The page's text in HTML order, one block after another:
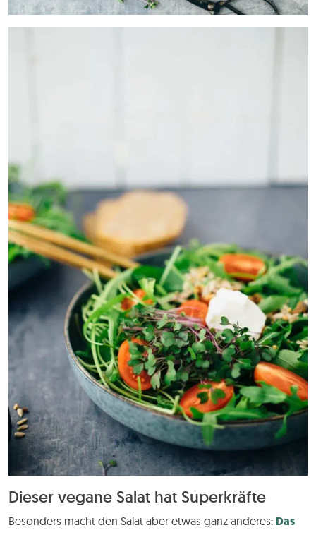
Dieser vegane Salat hat Superkräfte
Besonders macht den Salat aber etwas ganz anderes: Das